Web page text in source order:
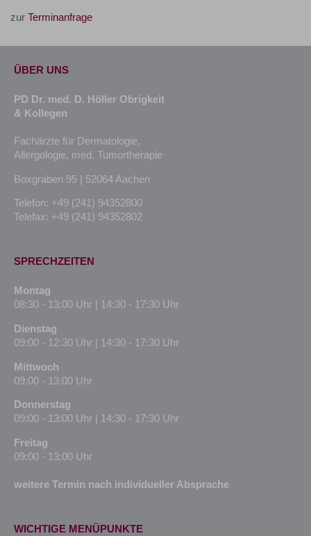
zur Terminanfrage
ÜBER UNS
PD Dr. med. D. Höller Obrigkeit
& Kollegen
Fachärzte für Dermatologie,
Allergologie, med. Tumortherapie
Boxgraben 95 | 52064 Aachen
Telefon: +49 (241) 94352800
Telefax: +49 (241) 94352802
SPRECHZEITEN
Montag
08:30 - 13:00 Uhr | 14:30 - 17:30 Uhr
Dienstag
09:00 - 12:30 Uhr | 14:30 - 17:30 Uhr
Mittwoch
09:00 - 13:00 Uhr
Donnerstag
09:00 - 13:00 Uhr | 14:30 - 17:30 Uhr
Freitag
09:00 - 13:00 Uhr
weitere Termin nach individueller Absprache
WICHTIGE MENÜPUNKTE